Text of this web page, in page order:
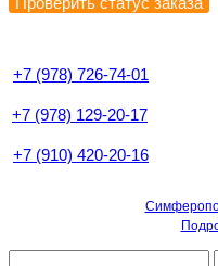
+7 (978) 726-74-01
+7 (978) 129-20-17
+7 (910) 420-20-16